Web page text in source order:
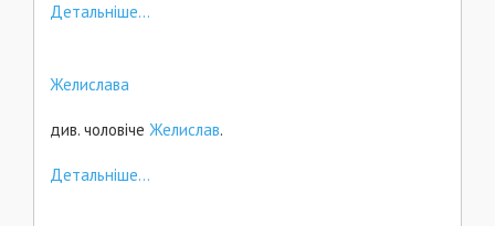
Детальніше...
Желислава
див. чоловіче Желислав.
Детальніше...